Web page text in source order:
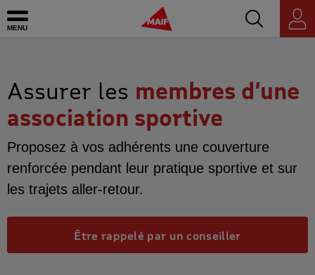
Ouvrir le menu MAIF - Allez à l'accueil de maif.fr
Accédez au
Espace
Assurer les membres d’une
association sportive
Proposez à vos adhérents une couverture
renforcée pendant leur pratique sportive et sur
les trajets aller-retour.
Être rappelé par un conseiller